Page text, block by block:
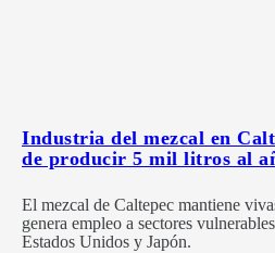
Industria del mezcal en
de producir 5 mil litros al
El mezcal de Caltepec mantiene
genera empleo a sectores
Estados Unidos y Japón.